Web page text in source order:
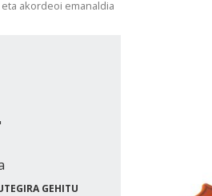
eta akordeoi emanaldia
GEHITU